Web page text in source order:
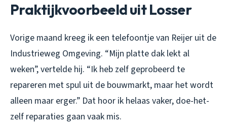
Praktijkvoorbeeld uit Losser
Vorige maand kreeg ik een telefoontje van Reijer uit de
Industrieweg Omgeving. “Mijn platte dak lekt al
weken”, vertelde hij. “Ik heb zelf geprobeerd te
repareren met spul uit de bouwmarkt, maar het wordt
alleen maar erger.” Dat hoor ik helaas vaker, doe-het-
zelf reparaties gaan vaak mis.